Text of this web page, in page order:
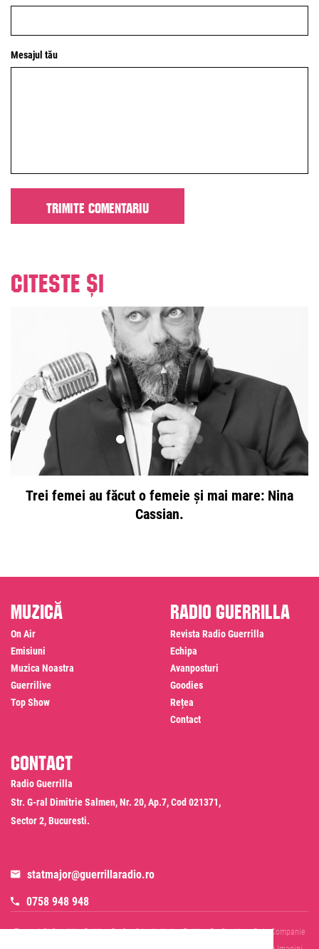
Mesajul tău
Citeste și
Trei femei au făcut o femeie și mai mare: Nina
Cassian.
Muzică
On Air
Emisiuni
Muzica Noastra
Guerrilive
Top Show
Radio Guerrilla
Revista Radio Guerrilla
Echipa
Avanposturi
Goodies
Rețea
Contact
Contact
Radio Guerrilla
Str. G-ral Dimitrie Salmen, Nr. 20, Ap.7, Cod 021371,
Sector 2, Bucuresti.
statmajor@guerrillaradio.ro
0758 948 948
Termeni Si Conditii Politica De Confidentialitate Politica De Cookies
Date Companie